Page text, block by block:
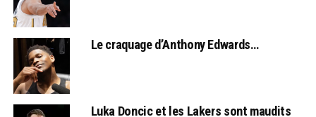
Le craquage d’Anthony Edwards…
Luka Doncic et les Lakers sont maudits